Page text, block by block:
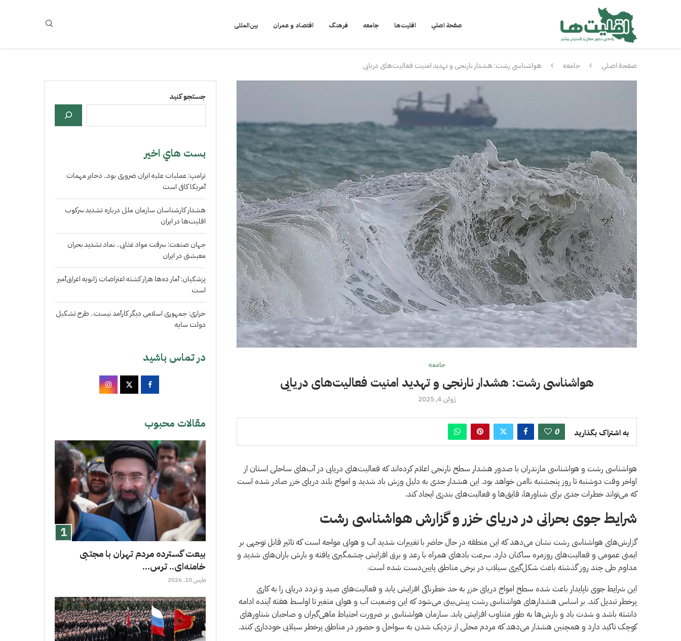
صفحة اصلي اقلیت‌ها جامعه فرهنگ اقتصاد و عمران بین‌المللی
صفحة اصلي جامعه هواشناسی رشت: هشدار نارنجی و تهدید امنیت فعالیت‌های دریایی
جامعه
هواشناسی رشت: هشدار نارنجی و تهدید امنیت فعالیت‌های دریایی
ژوئن 4, 2025
به اشتراک بگذارید 0
هواشناسی رشت و هواشناسی مازندران با صدور هشدار سطح نارنجی اعلام کرده‌اند که فعالیت‌های دریایی در آب‌های ساحلی استان از
اواخر وقت دوشنبه تا روز پنجشنبه ناامن خواهد بود. این هشدار جدی به دلیل وزش باد شدید و امواج بلند دریای خزر صادر شده است
که می‌تواند خطرات جدی برای شناورها، قایق‌ها و فعالیت‌های بندری ایجاد کند.
شرایط جوی بحرانی در دریای خزر و گزارش هواشناسی رشت
گزارش‌های هواشناسی رشت نشان می‌دهد که این منطقه در حال حاضر با تغییرات شدید آب و هوایی مواجه است که تاثیر قابل توجهی بر
ایمنی عمومی و فعالیت‌های روزمره ساکنان دارد. سرعت بادهای همراه با رعد و برق افزایش چشمگیری یافته و بارش باران‌های شدید و
مداوم طی چند روز گذشته باعث شکل‌گیری سیلاب در برخی مناطق پایین‌دست شده است.
این شرایط جوی ناپایدار باعث شده سطح امواج دریای خزر به حد خطرناکی افزایش یابد و فعالیت‌های صید و تردد دریایی را به کاری
پرخطر تبدیل کند. بر اساس هشدارهای هواشناسی رشت پیش‌بینی می‌شود که این وضعیت آب و هوایی متغیر تا اواسط هفته آینده ادامه
داشته باشد و شدت باد و بارش‌ها به طور متناوب افزایش یابد. سازمان هواشناسی بر ضرورت احتیاط ماهی‌گیران و صاحبان شناورهای
کوچک تاکید دارد و همچنین هشدار می‌دهد که مردم محلی از نزدیک شدن به سواحل و حضور در مناطق پرخطر سیلابی خودداری کنند.
جستجو کنید
بست هاي اخير
ترامپ: عملیات علیه ایران ضروری بود.. ذخایر مهمات
آمریکا کافی است
هشدار کارشناسان سازمان ملل درباره تشدید سرکوب
اقلیت‌ها در ایران
جهان صنعت: سرقت مواد غذایی.. نماد تشدید بحران
معیشتی در ایران
پزشکیان: آمار ده‌ها هزار کشته اعتراضات ژانویه اغراق‌آمیز
است
خرازی: جمهوری اسلامی دیگر کارآمد نیست.. طرح تشکیل
دولت سایه
در تماس باشید
مقالات محبوب
بیعت گسترده مردم تهران با مجتبی
خامنه‌ای.. ترس...
مارس 10, 2026